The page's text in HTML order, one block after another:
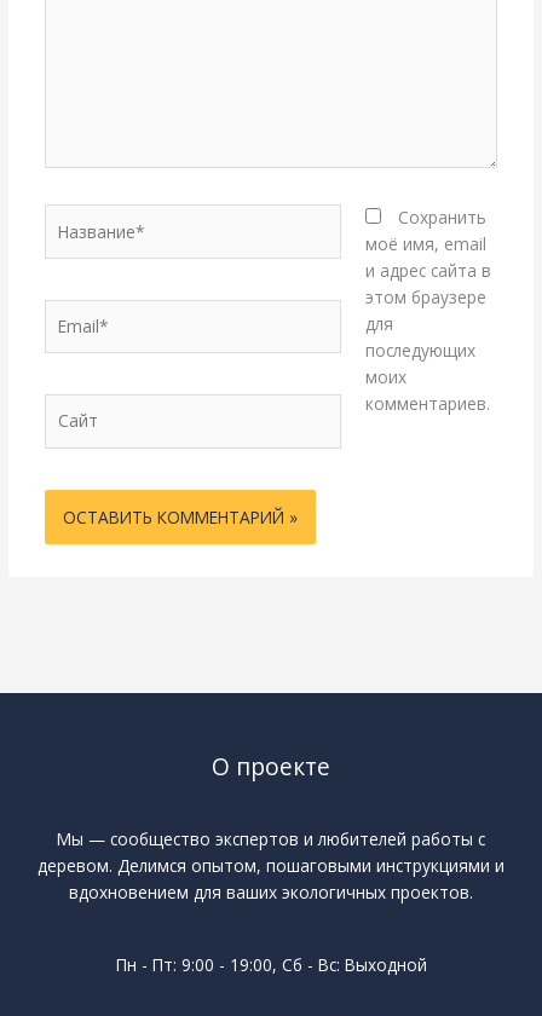
Сохранить
моё имя, email
и адрес сайта в
этом браузере
для
последующих
моих
комментариев.
О проекте
Мы — сообщество экспертов и любителей работы с
деревом. Делимся опытом, пошаговыми инструкциями и
вдохновением для ваших экологичных проектов.
Пн - Пт: 9:00 - 19:00, Сб - Вс: Выходной